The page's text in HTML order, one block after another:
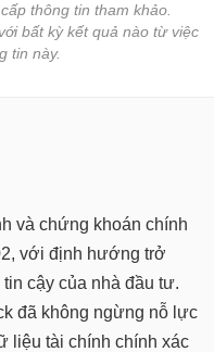
thông tin tham khảo.
bất kỳ kết quả nào từ việc
tin này.
và chứng khoán chính
với định hướng trở
cậy của nhà đầu tư.
đã không ngừng nỗ lực
liệu tài chính chính xác